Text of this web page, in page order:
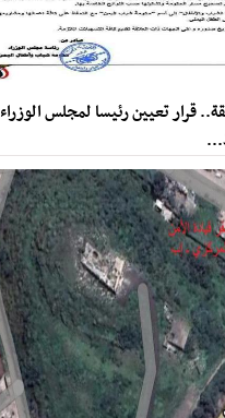
قرار تعيين رئيسا لمجلس الوزراء